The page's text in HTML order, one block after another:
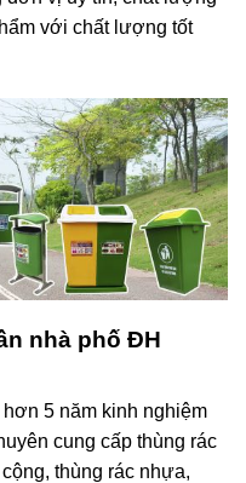
với chất lượng tốt
nhà phố ĐH
5 năm kinh nghiệm
cung cấp thùng rác
thùng rác nhựa,